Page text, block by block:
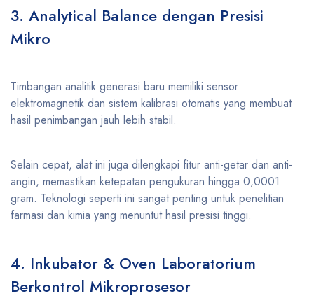
3. Analytical Balance dengan Presisi
Mikro
Timbangan analitik generasi baru memiliki sensor
elektromagnetik dan sistem kalibrasi otomatis yang membuat
hasil penimbangan jauh lebih stabil.
Selain cepat, alat ini juga dilengkapi fitur anti-getar dan anti-
angin, memastikan ketepatan pengukuran hingga 0,0001
gram. Teknologi seperti ini sangat penting untuk penelitian
farmasi dan kimia yang menuntut hasil presisi tinggi.
4. Inkubator & Oven Laboratorium
Berkontrol Mikroprosesor